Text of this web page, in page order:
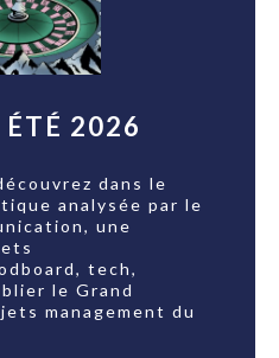
2026
dans le
analysée par le
une
tech,
le Grand
management du